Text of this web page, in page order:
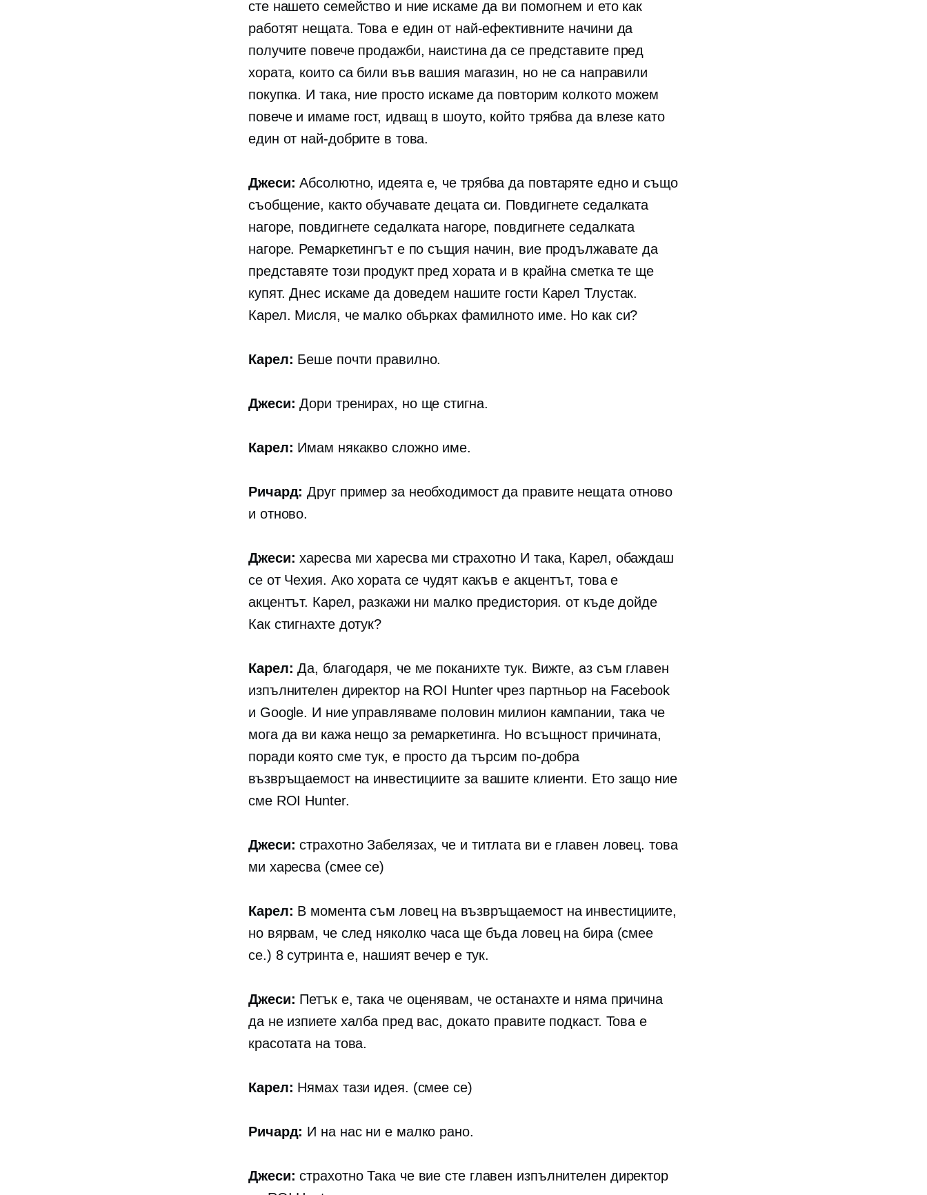
сте нашето семейство и ние искаме да ви помогнем и ето как
работят нещата. Това е един от най-ефективните начини да
получите повече продажби, наистина да се представите пред
хората, които са били във вашия магазин, но не са направили
покупка. И така, ние просто искаме да повторим колкото можем
повече и имаме гост, идващ в шоуто, който трябва да влезе като
един от най-добрите в това.
Джеси: Абсолютно, идеята е, че трябва да повтаряте едно и също
съобщение, както обучавате децата си. Повдигнете седалката
нагоре, повдигнете седалката нагоре, повдигнете седалката
нагоре. Ремаркетингът е по същия начин, вие продължавате да
представяте този продукт пред хората и в крайна сметка те ще
купят. Днес искаме да доведем нашите гости Карел Тлустак.
Карел. Мисля, че малко обърках фамилното име. Но как си?
Карел: Беше почти правилно.
Джеси: Дори тренирах, но ще стигна.
Карел: Имам някакво сложно име.
Ричард: Друг пример за необходимост да правите нещата отново
и отново.
Джеси: харесва ми харесва ми страхотно И така, Карел, обаждаш
се от Чехия. Ако хората се чудят какъв е акцентът, това е
акцентът. Карел, разкажи ни малко предистория. от къде дойде
Как стигнахте дотук?
Карел: Да, благодаря, че ме поканихте тук. Вижте, аз съм главен
изпълнителен директор на ROI Hunter чрез партньор на Facebook
и Google. И ние управляваме половин милион кампании, така че
мога да ви кажа нещо за ремаркетинга. Но всъщност причината,
поради която сме тук, е просто да търсим по-добра
възвръщаемост на инвестициите за вашите клиенти. Ето защо ние
сме ROI Hunter.
Джеси: страхотно Забелязах, че и титлата ви е главен ловец. това
ми харесва (смее се)
Карел: В момента съм ловец на възвръщаемост на инвестициите,
но вярвам, че след няколко часа ще бъда ловец на бира (смее
се.) 8 сутринта е, нашият вечер е тук.
Джеси: Петък е, така че оценявам, че останахте и няма причина
да не изпиете халба пред вас, докато правите подкаст. Това е
красотата на това.
Карел: Нямах тази идея. (смее се)
Ричард: И на нас ни е малко рано.
Джеси: страхотно Така че вие ​​сте главен изпълнителен директор